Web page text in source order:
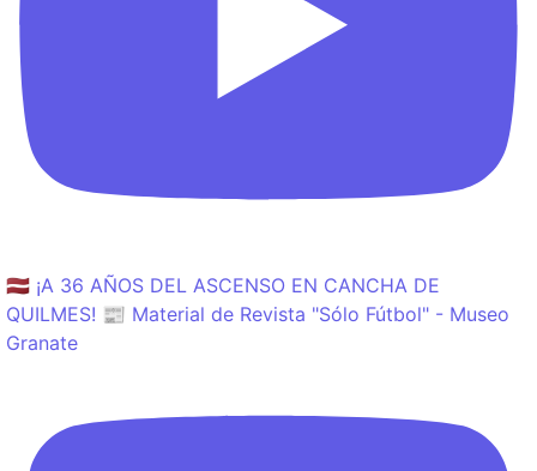
🇱🇻 ¡A 36 AÑOS DEL ASCENSO EN CANCHA DE
QUILMES! 📰 Material de Revista "Sólo Fútbol" - Museo
Granate